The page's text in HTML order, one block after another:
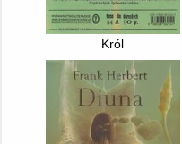
Król